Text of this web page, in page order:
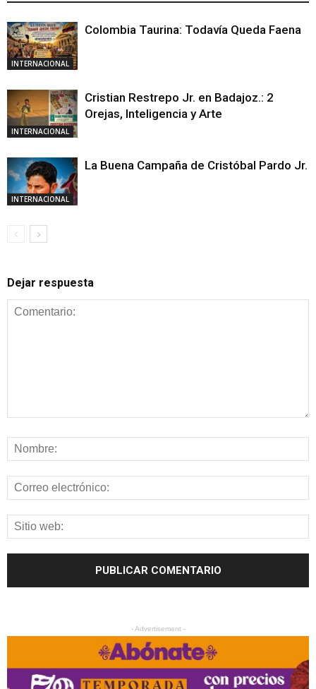
INTERNACIONAL
Colombia Taurina: Todavía Queda Faena
INTERNACIONAL
Cristian Restrepo Jr. en Badajoz.: 2
Orejas, Inteligencia y Arte
INTERNACIONAL
La Buena Campaña de Cristóbal Pardo Jr.
Dejar respuesta
- Advertisement -